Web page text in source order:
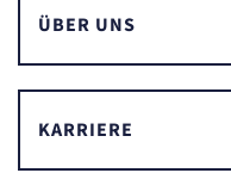
ÜBER UNS
KARRIERE